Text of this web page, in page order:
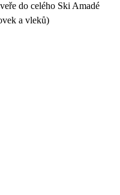
do celého Ski Amadé
a vleků)